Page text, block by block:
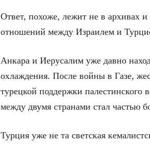
Ответ, похоже, лежит не в архивах
отношений между Израилем и
Анкара и Иерусалим уже давно
охлаждения. После войны в Газе,
турецкой поддержки
между двумя странами стал частью
Турция уже не та светская